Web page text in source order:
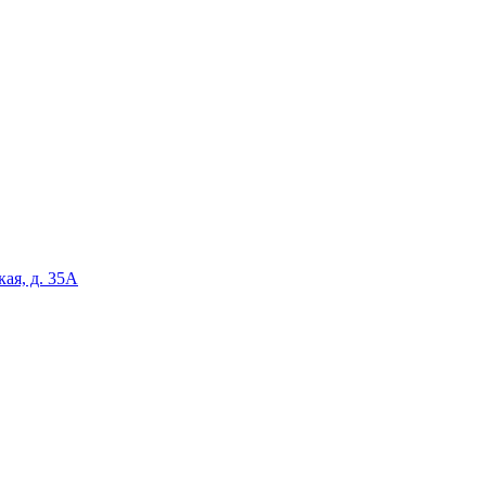
д. 35А